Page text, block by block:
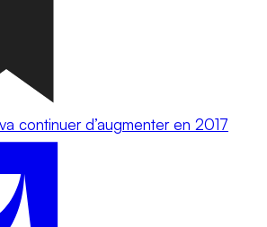
continuer d’augmenter en 2017